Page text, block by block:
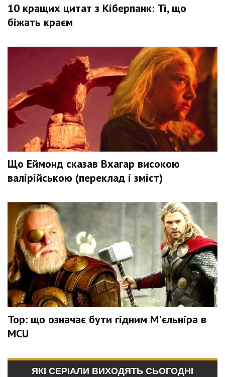
10 кращих цитат з Кіберпанк: Ті, що
біжать краєм
Що Еймонд сказав Вхагар високою
валірійською (переклад і зміст)
Тор: що означає бути гідним М'єльніра в
MCU
ЯКІ СЕРІАЛИ ВИХОДЯТЬ СЬОГОДНІ